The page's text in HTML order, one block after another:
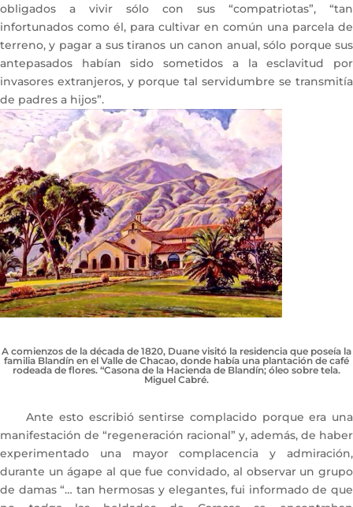
obligados a vivir sólo con sus “compatriotas”, “tan
infortunados como él, para cultivar en común una parcela de
terreno, y pagar a sus tiranos un canon anual, sólo porque sus
antepasados habían sido sometidos a la esclavitud por
invasores extranjeros, y porque tal servidumbre se transmitía
de padres a hijos”.
A comienzos de la década de 1820, Duane visitó la residencia que poseía la
familia Blandín en el Valle de Chacao, donde había una plantación de café
rodeada de flores. “Casona de la Hacienda de Blandín; óleo sobre tela.
Miguel Cabré.
Ante esto escribió sentirse complacido porque era una
manifestación de “regeneración racional” y, además, de haber
experimentado una mayor complacencia y admiración,
durante un ágape al que fue convidado, al observar un grupo
de damas “… tan hermosas y elegantes, fui informado de que